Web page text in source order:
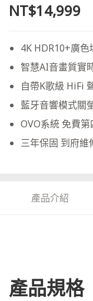
NT$14,999
4K HDR10+廣色
智慧AI音畫質實
自帶K歌級 HiFi
藍牙音響模式關
OVO系統 免費第
三年保固 到府維
產品介紹
產品規格